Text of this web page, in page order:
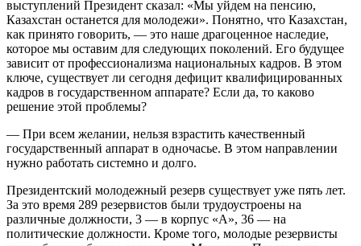
выступлений Президент сказал: «Мы уйдем на пенсию,
Казахстан останется для молодежи». Понятно, что Казахстан,
как принято говорить, — это наше драгоценное наследие,
которое мы оставим для следующих поколений. Его будущее
зависит от профессионализма национальных кадров. В этом
ключе, существует ли сегодня дефицит квалифицированных
кадров в государственном аппарате? Если да, то каково
решение этой проблемы?
— При всем желании, нельзя взрастить качественный
государственный аппарат в одночасье. В этом направлении
нужно работать системно и долго.
Президентский молодежный резерв существует уже пять лет.
За это время 289 резервистов были трудоустроены на
различные должности, 3 — в корпус «А», 36 — на
политические должности. Кроме того, молодые резервисты